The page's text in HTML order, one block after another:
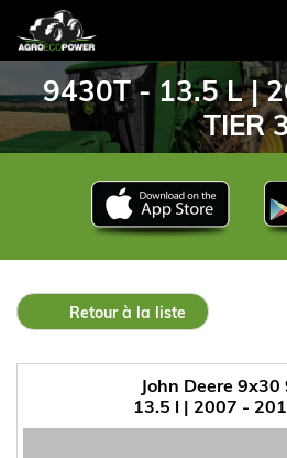
9430T - 13.5 L |
TIER
Retour à la liste
John Deere
13.5 l | 2007 -